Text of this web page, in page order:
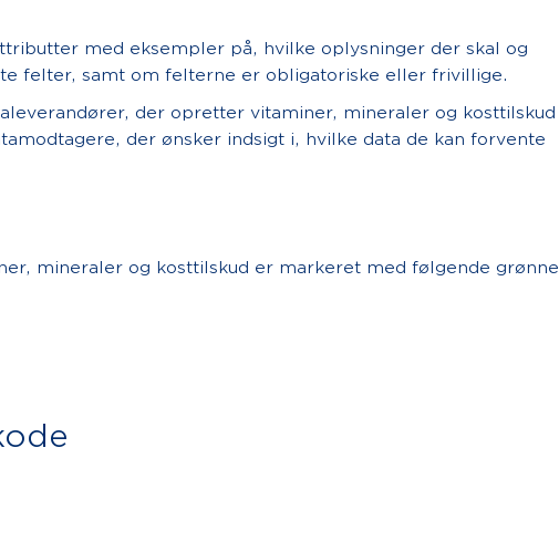
med eksempler på, hvilke oplysninger der skal og
felter, samt om felterne er obligatoriske eller frivillige.
der opretter vitaminer, mineraler og kosttilskud
der ønsker indsigt i, hvilke data de kan forvente
mineraler og kosttilskud er markeret med følgende grønne